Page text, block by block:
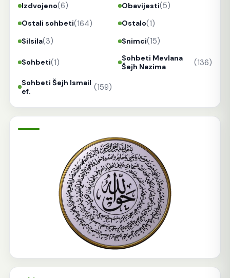
Izdvojeno(6) Obavijesti(5)
Ostali sohbeti(164) Ostalo(1)
Silsila(3) Snimci(15)
Sohbeti(1)
Sohbeti Mevlana
Šejh Nazima
(136)
Sohbeti Šejh Ismail
ef.
(159)